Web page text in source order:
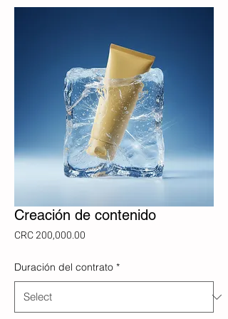
Creación de contenido
CRC 200,000.00
Duración del contrato *